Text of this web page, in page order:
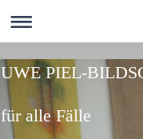
UWE PIEL-
für alle Fälle